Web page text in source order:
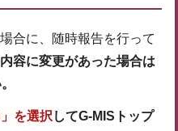
合に、随時報告を行って
容に変更があった場合は
」を選択 してG-MISトップ